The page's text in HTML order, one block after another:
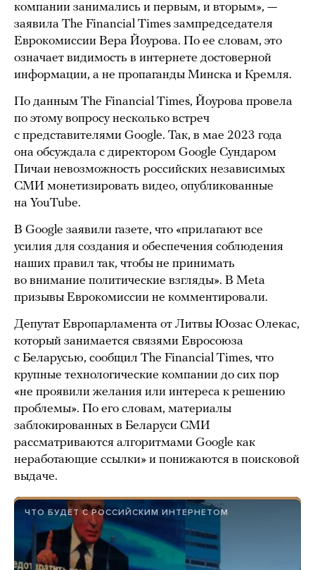
компании занимались и первым, и вторым», —
заявила The Financial Times зампредседателя
Еврокомиссии Вера Йоурова. По ее словам, это
означает видимость в интернете достоверной
информации, а не пропаганды Минска и Кремля.
По данным The Financial Times, Йоурова провела
по этому вопросу несколько встреч
с представителями Google. Так, в мае 2023 года
она обсуждала с директором Google Сундаром
Пичаи невозможность российских независимых
СМИ монетизировать видео, опубликованные
на YouTube.
В Google заявили газете, что «прилагают все
усилия для создания и обеспечения соблюдения
наших правил так, чтобы не принимать
во внимание политические взгляды». В Meta
призывы Еврокомиссии не комментировали.
Депутат Европарламента от Литвы Юозас Олекас,
который занимается связями Евросоюза
с Беларусью, сообщил The Financial Times, что
крупные технологические компании до сих пор
«не проявили желания или интереса к решению
проблемы». По его словам, материалы
заблокированных в Беларуси СМИ
рассматриваются алгоритмами Google как
неработающие ссылки» и понижаются в поисковой
выдаче.
ЧТО БУДЕТ С РОССИЙСКИМ ИНТЕРНЕТОМ